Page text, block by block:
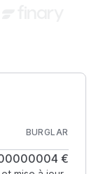
BURGLAR
€